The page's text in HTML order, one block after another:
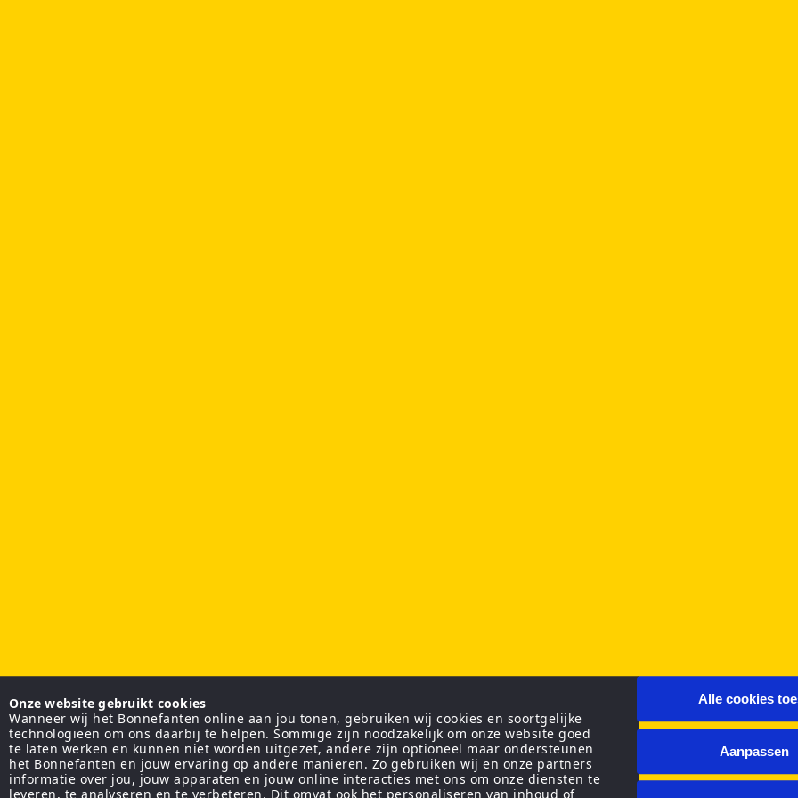
Onze website gebruikt cookies
Wanneer wij het Bonnefanten online aan jou tonen, gebruiken wij cookies en soortgelijke
technologieën om ons daarbij te helpen. Sommige zijn noodzakelijk om onze website goed
te laten werken en kunnen niet worden uitgezet, andere zijn optioneel maar ondersteunen
het Bonnefanten en jouw ervaring op andere manieren. Zo gebruiken wij en onze partners
informatie over jou, jouw apparaten en jouw online interacties met ons om onze diensten te
leveren, te analyseren en te verbeteren. Dit omvat ook het personaliseren van inhoud of
Alle cookies
Aanpassen